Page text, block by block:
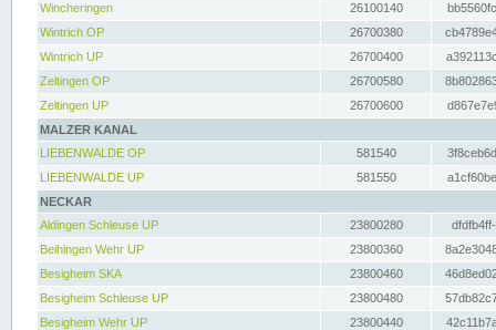
Wincheringen
26100140
Wintrich OP
26700380
Wintrich UP
26700400
Zeltingen OP
26700580
Zeltingen UP
26700600
MALZER KANAL
LIEBENWALDE OP
581540
LIEBENWALDE UP
581550
NECKAR
Aldingen Schleuse UP
23800280
Beihingen Wehr UP
23800360
Besigheim SKA
23800460
Besigheim Schleuse UP
23800480
Besigheim Wehr UP
23800440